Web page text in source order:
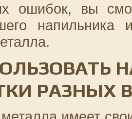
ошибок, вы
напильника
РАЗНЫХ